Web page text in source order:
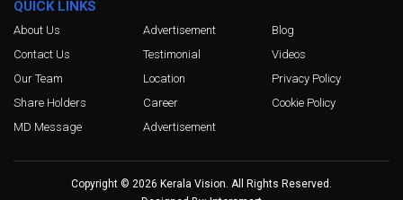
QUICK LINKS
About Us
Contact Us
Our Team
Share Holders
MD Message
Advertisement
Testimonial
Location
Career
Advertisement
Blog
Videos
Privacy Policy
Cookie Policy
Copyright © 2026 Kerala Vision. All Rights Reserved.